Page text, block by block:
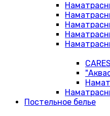
Постельное белье